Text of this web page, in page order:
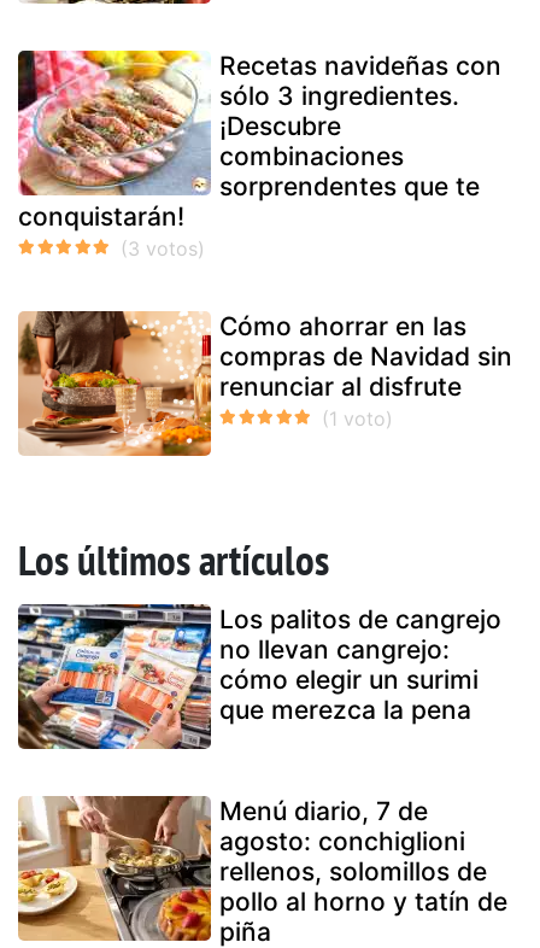
Recetas navideñas con
sólo 3 ingredientes.
¡Descubre
combinaciones
sorprendentes que te
conquistarán!
Cómo ahorrar en las
compras de Navidad sin
renunciar al disfrute
Los últimos artículos
Los palitos de cangrejo
no llevan cangrejo:
cómo elegir un surimi
que merezca la pena
Menú diario, 7 de
agosto: conchiglioni
rellenos, solomillos de
pollo al horno y tatín de
piña